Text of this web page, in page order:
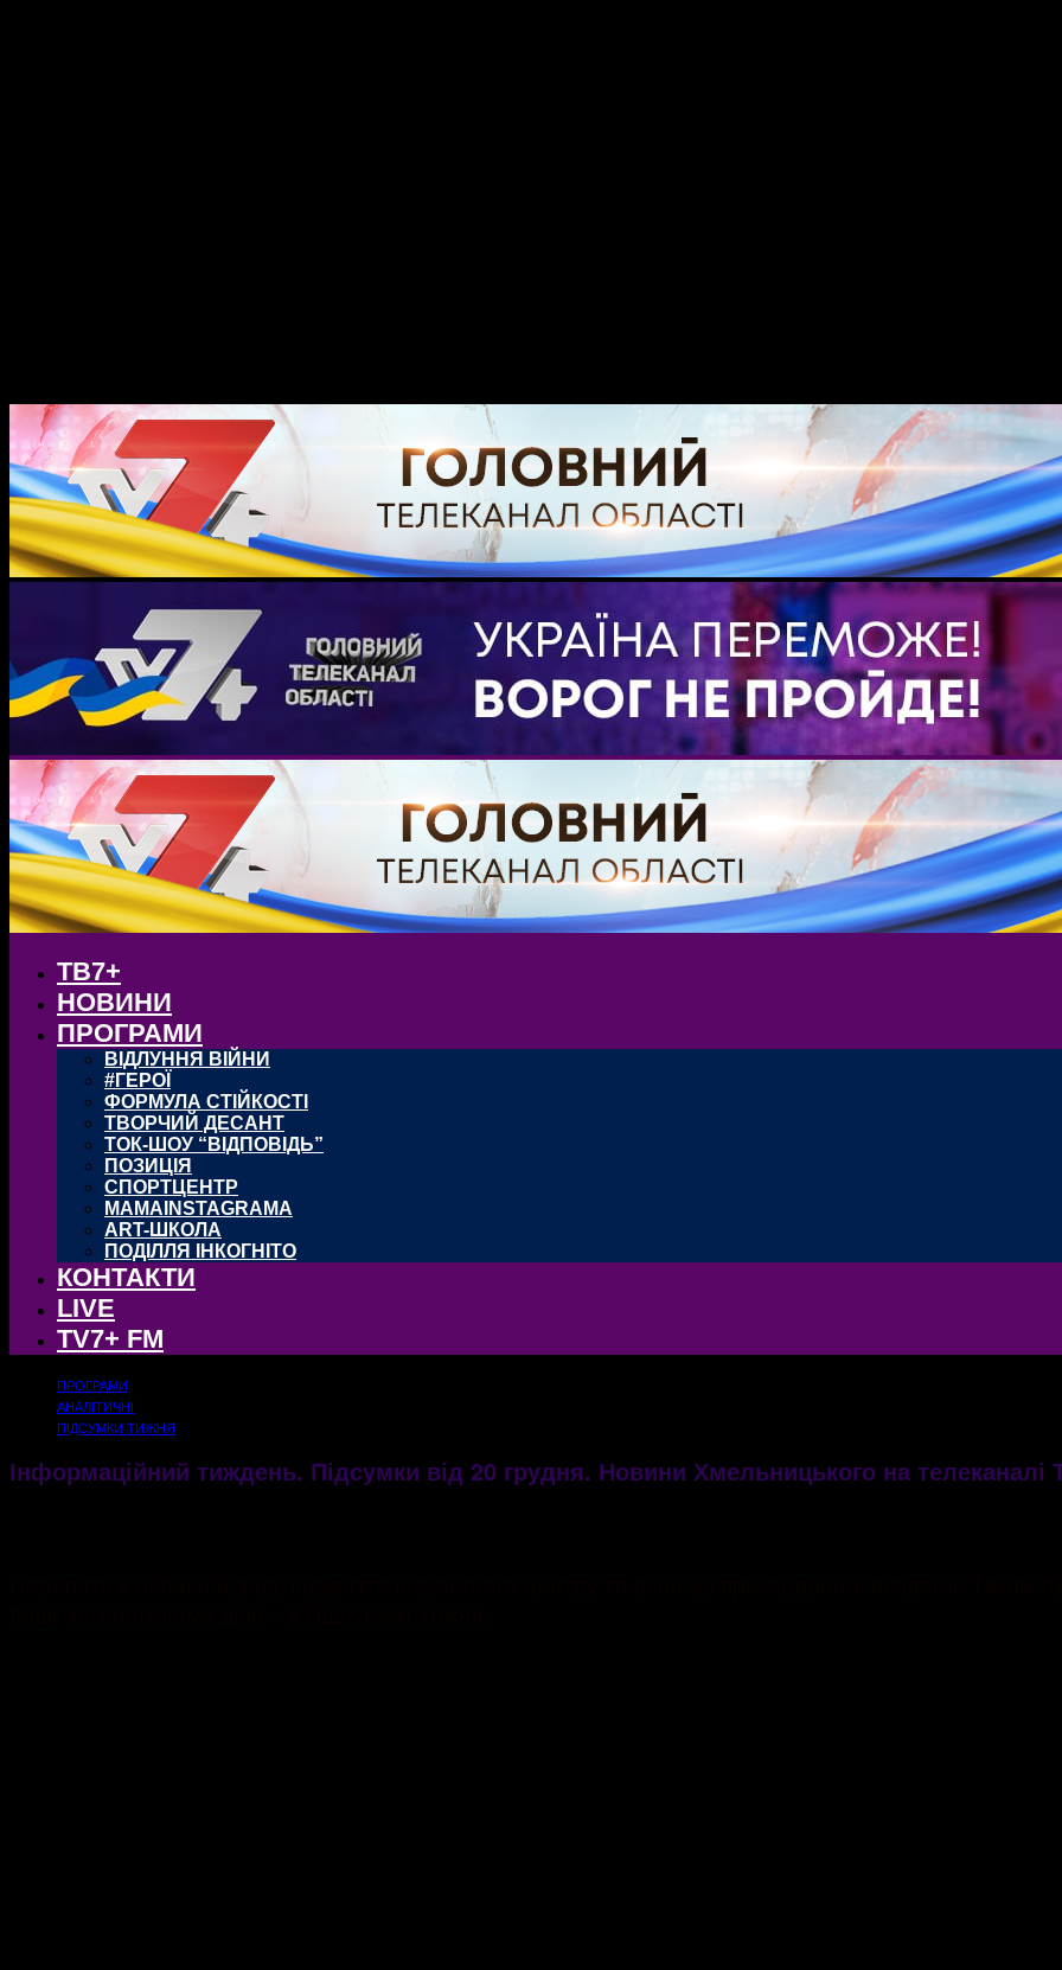
ТВ7+
НОВИНИ
ПРОГРАМИ
ВІДЛУННЯ ВІЙНИ
#ГЕРОЇ
ФОРМУЛА СТІЙКОСТІ
ТВОРЧИЙ ДЕСАНТ
ТОК-ШОУ “ВІДПОВІДЬ”
ПОЗИЦІЯ
СПОРТЦЕНТР
MAMAINSTAGRAMA
ART-ШКОЛА
ПОДІЛЛЯ ІНКОГНІТО
КОНТАКТИ
LIVE
TV7+ FM
ПРОГРАМИ
АНАЛІТИЧНІ
ПІДСУМКИ ТИЖНЯ
Інформаційний тиждень. Підсумки від 20 грудня. Новини Хмельницького на телеканалі